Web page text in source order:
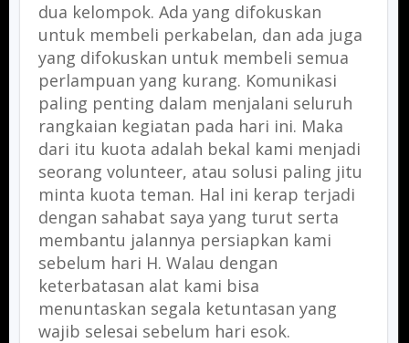
dua kelompok. Ada yang difokuskan
untuk membeli perkabelan, dan ada juga
yang difokuskan untuk membeli semua
perlampuan yang kurang. Komunikasi
paling penting dalam menjalani seluruh
rangkaian kegiatan pada hari ini. Maka
dari itu kuota adalah bekal kami menjadi
seorang volunteer, atau solusi paling jitu
minta kuota teman. Hal ini kerap terjadi
dengan sahabat saya yang turut serta
membantu jalannya persiapkan kami
sebelum hari H. Walau dengan
keterbatasan alat kami bisa
menuntaskan segala ketuntasan yang
wajib selesai sebelum hari esok.